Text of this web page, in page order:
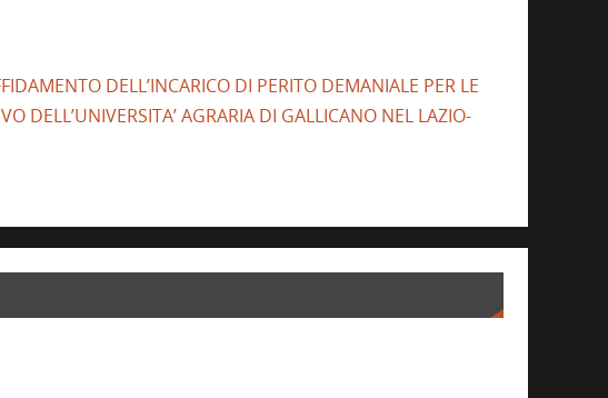
DELL’INCARICO DI PERITO DEMANIALE PER LE
DELL’UNIVERSITA’ AGRARIA DI GALLICANO NEL LAZIO-